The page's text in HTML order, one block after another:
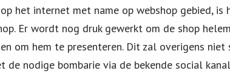
het internet met name op webshop gebied, is
Er wordt nog druk gewerkt om de shop
om hem te presenteren. Dit zal overigens
de nodige bombarie via de bekende social